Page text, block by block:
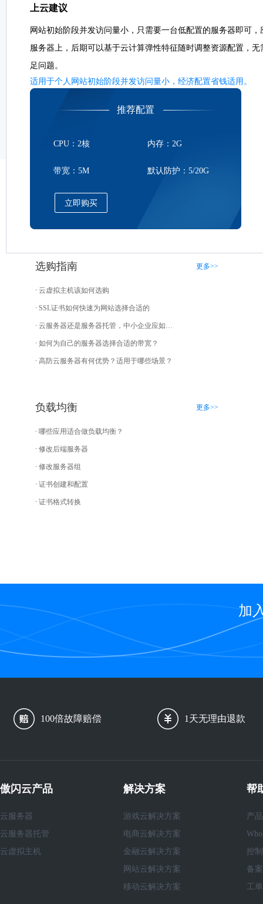
上云建议
网站初始阶段并发访问量小，只需要一台低配置的服务器即可
服务器上，后期可以基于云计算弹性特征随时调整资源配置，
足问题。
适用于个人网站初始阶段并发访问量小，经济配置省钱适用。
推荐配置
CPU：2核 内存：2G
带宽：5M 默认防护：5/20G
立即购买
选购指南 更多>>
云虚拟主机该如何选购
SSL证书如何快速为网站选择合适的
云服务器还是服务器托管，中小企业应如何选择？
如何为自己的服务器选择合适的带宽？
高防云服务器有何优势？适用于哪些场景？
负载均衡 更多>>
哪些应用适合做负载均衡？
修改后端服务器
修改服务器组
证书创建和配置
证书格式转换
加
100倍故障赔偿 1天无理由退款
傲闪云产品
云服务器
云服务器托管
云虚拟主机
解决方案
游戏云解决方案
电商云解决方案
金融云解决方案
网站云解决方案
移动云解决方案
帮
产
控
备
工